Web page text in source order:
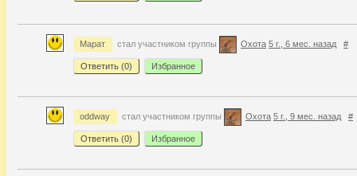
Марат стал участником группы Охота 5 г., 6 мес. назад #
Ответить (0) Избранное
oddway стал участником группы Охота 5 г., 9 мес. назад #
Ответить (0) Избранное